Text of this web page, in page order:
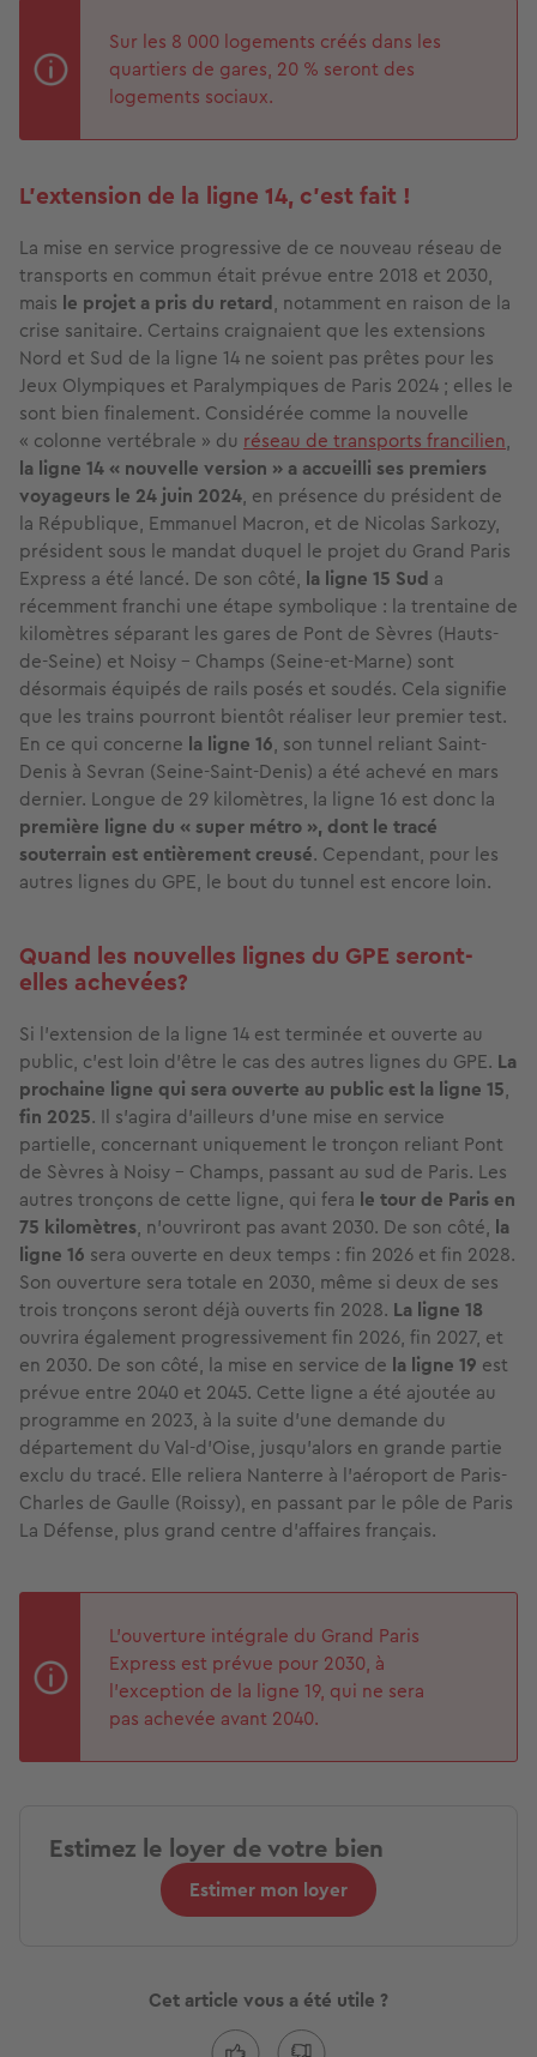
Sur les 8 000 logements créés dans les
quartiers de gares, 20 % seront des
logements sociaux.
L’extension de la ligne 14, c’est fait !
La mise en service progressive de ce nouveau réseau de
transports en commun était prévue entre 2018 et 2030,
mais le projet a pris du retard, notamment en raison de la
crise sanitaire. Certains craignaient que les extensions
Nord et Sud de la ligne 14 ne soient pas prêtes pour les
Jeux Olympiques et Paralympiques de Paris 2024 ; elles le
sont bien finalement. Considérée comme la nouvelle
« colonne vertébrale » du réseau de transports francilien,
la ligne 14 « nouvelle version » a accueilli ses premiers
voyageurs le 24 juin 2024, en présence du président de
la République, Emmanuel Macron, et de Nicolas Sarkozy,
président sous le mandat duquel le projet du Grand Paris
Express a été lancé. De son côté, la ligne 15 Sud a
récemment franchi une étape symbolique : la trentaine de
kilomètres séparant les gares de Pont de Sèvres (Hauts-
de-Seine) et Noisy - Champs (Seine-et-Marne) sont
désormais équipés de rails posés et soudés. Cela signifie
que les trains pourront bientôt réaliser leur premier test.
En ce qui concerne la ligne 16, son tunnel reliant Saint-
Denis à Sevran (Seine-Saint-Denis) a été achevé en mars
dernier. Longue de 29 kilomètres, la ligne 16 est donc la
première ligne du « super métro », dont le tracé
souterrain est entièrement creusé. Cependant, pour les
autres lignes du GPE, le bout du tunnel est encore loin.
Quand les nouvelles lignes du GPE seront-
elles achevées?
Si l’extension de la ligne 14 est terminée et ouverte au
public, c’est loin d’être le cas des autres lignes du GPE. La
prochaine ligne qui sera ouverte au public est la ligne 15,
fin 2025. Il s’agira d'ailleurs d’une mise en service
partielle, concernant uniquement le tronçon reliant Pont
de Sèvres à Noisy - Champs, passant au sud de Paris. Les
autres tronçons de cette ligne, qui fera le tour de Paris en
75 kilomètres, n’ouvriront pas avant 2030. De son côté, la
ligne 16 sera ouverte en deux temps : fin 2026 et fin 2028.
Son ouverture sera totale en 2030, même si deux de ses
trois tronçons seront déjà ouverts fin 2028. La ligne 18
ouvrira également progressivement fin 2026, fin 2027, et
en 2030. De son côté, la mise en service de la ligne 19 est
prévue entre 2040 et 2045. Cette ligne a été ajoutée au
programme en 2023, à la suite d'une demande du
département du Val-d’Oise, jusqu’alors en grande partie
exclu du tracé. Elle reliera Nanterre à l’aéroport de Paris-
Charles de Gaulle (Roissy), en passant par le pôle de Paris
La Défense, plus grand centre d’affaires français.
L’ouverture intégrale du Grand Paris
Express est prévue pour 2030, à
l’exception de la ligne 19, qui ne sera
pas achevée avant 2040.
Estimez le loyer de votre bien
Estimer mon loyer
Cet article vous a été utile ?